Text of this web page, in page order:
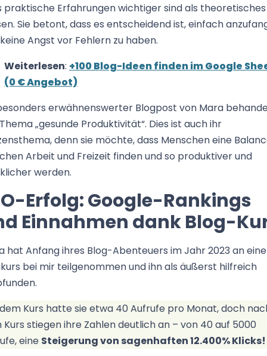
praktische Erfahrungen wichtiger sind als theoretisches
Sie betont, dass es entscheidend ist, einfach
Angst vor Fehlern zu haben.
Weiterlesen: +100 Blog-Ideen finden im Google
(0 € Angebot)
erwähnenswerter Blogpost von Mara
„gesunde Produktivität“. Dies ist auch ihr
denn sie möchte, dass Menschen eine
Arbeit und Freizeit finden und so produktiver und
werden.
Erfolg: Google-Rankings
Einnahmen dank Blog-
hat Anfang ihres Blog-Abenteuers im Jahr 2023 an
bei mir teilgenommen und ihn als äußerst hilfreich
Kurs hatte sie etwa 40 Aufrufe pro Monat, doch
Kurs stiegen ihre Zahlen deutlich an – von 40 auf 5000
eine Steigerung von sagenhaften 12.400% Klicks!